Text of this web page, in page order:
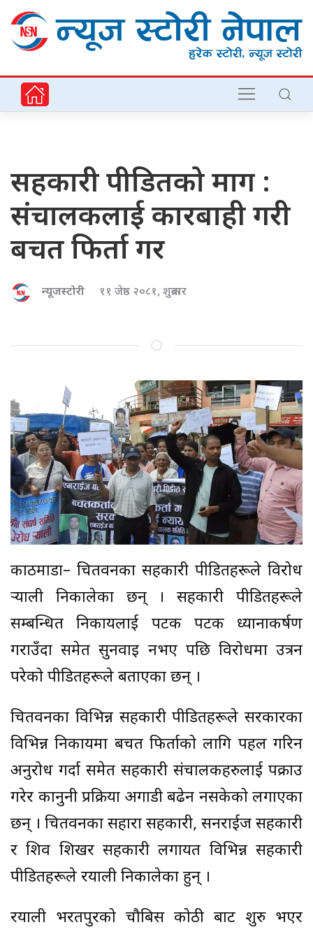
सहकारी पीडितको माग :
संचालकलाई कारबाही गरी
बचत फिर्ता गर
न्यूजस्टोरी ११ जेष्ठ २०८१, शुक्रबार
काठमाडौं– चितवनका सहकारी पीडितहरूले विरोध
र्‍याली निकालेका छन् । सहकारी पीडितहरूले
सम्बन्धित निकायलाई पटक पटक ध्यानाकर्षण
गराउँदा समेत सुनवाइ नभए पछि विरोधमा उत्रन
परेको पीडितहरूले बताएका छन् ।
चितवनका विभिन्न सहकारी पीडितहरूले सरकारका
विभिन्न निकायमा बचत फिर्ताको लागि पहल गरिन
अनुरोध गर्दा समेत सहकारी संचालकहरुलाई पक्राउ
गरेर कानुनी प्रक्रिया अगाडी बढेन नसकेको लगाएका
छन् । चितवनका सहारा सहकारी, सनराईज सहकारी
र शिव शिखर सहकारी लगायत विभिन्न सहकारी
पीडितहरूले रयाली निकालेका हुन् ।
रयाली भरतपुरको चौबिस कोठी बाट शुरु भएर